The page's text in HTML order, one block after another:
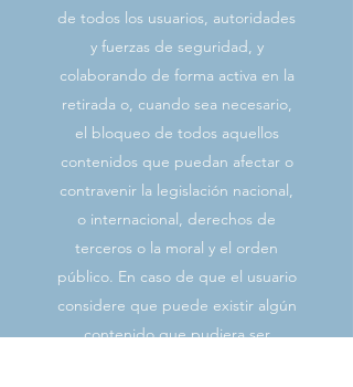
de todos los usuarios, autoridades
y fuerzas de seguridad, y
colaborando de forma activa en la
retirada o, cuando sea necesario,
el bloqueo de todos aquellos
contenidos que puedan afectar o
contravenir la legislación nacional,
o internacional, derechos de
terceros o la moral y el orden
público. En caso de que el usuario
considere que puede existir algún
contenido que pudiera ser